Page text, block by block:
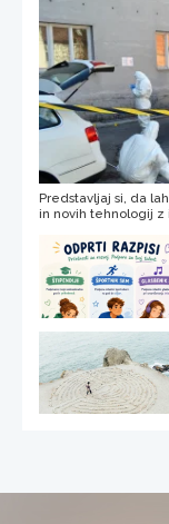
Predstavljaj si, da
in novih tehnologij